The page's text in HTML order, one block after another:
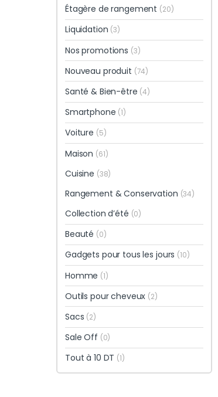
Étagère de rangement (20)
Liquidation (3)
Nos promotions (3)
Nouveau produit (74)
Santé & Bien-être (4)
Smartphone (1)
Voiture (5)
Maison (61)
Cuisine (38)
Rangement & Conservation (34)
Collection d’été (0)
Beauté (0)
Gadgets pour tous les jours (10)
Homme (1)
Outils pour cheveux (2)
Sacs (2)
Sale Off (0)
Tout à 10 DT (1)